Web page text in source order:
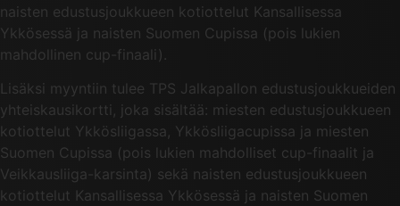
naisten edustusjoukkueen kotiottelut Kansallisessa
Ykkösessä ja naisten Suomen Cupissa (pois lukien
mahdollinen cup-finaali).
Lisäksi myyntiin tulee TPS Jalkapallon edustusjoukkueiden
yhteiskausikortti, joka sisältää: miesten edustusjoukkueen
kotiottelut Ykkösliigassa, Ykkösliigacupissa ja miesten
Suomen Cupissa (pois lukien mahdolliset cup-finaalit ja
Veikkausliiga-karsinta) sekä naisten edustusjoukkueen
kotiottelut Kansallisessa Ykkösessä ja naisten Suomen